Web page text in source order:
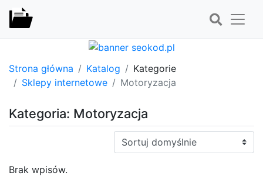
Strona główna Katalog
Kategorie
Sklepy internetowe
Motoryzacja
Kategoria: Motoryzacja
Sortuj:
Brak wpisów.